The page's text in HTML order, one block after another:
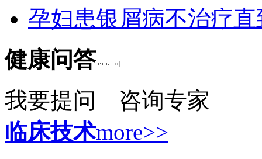
孕妇患银屑病不治疗
健康问答
我要提问
咨询专家
临床技术more>>